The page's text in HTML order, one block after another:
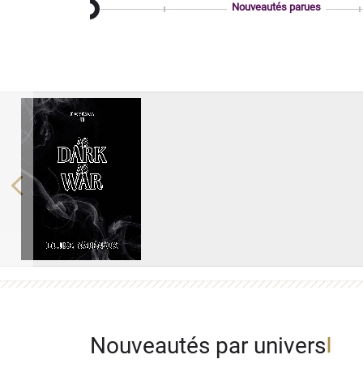
Nouveautés parues
Previous
Nouveautés par univers